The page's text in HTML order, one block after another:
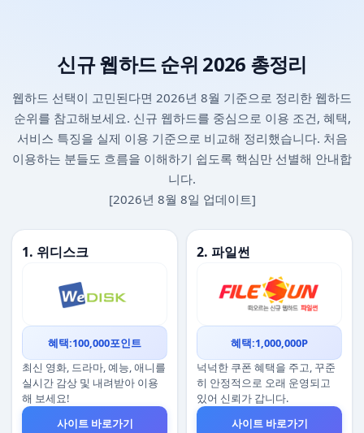
신규 웹하드 순위 2026 총정리
웹하드 선택이 고민된다면 2026년 8월 기준으로 정리한 웹하드
순위를 참고해보세요. 신규 웹하드를 중심으로 이용 조건, 혜택,
서비스 특징을 실제 이용 기준으로 비교해 정리했습니다. 처음
이용하는 분들도 흐름을 이해하기 쉽도록 핵심만 선별해 안내합
니다.
[2026년 8월 8일 업데이트]
1. 위디스크
혜택:100,000포인트
최신 영화, 드라마, 예능, 애니를
실시간 감상 및 내려받아 이용
해 보세요!
사이트 바로가기
2. 파일썬
혜택:1,000,000P
넉넉한 쿠폰 혜택을 주고, 꾸준
히 안정적으로 오래 운영되고
있어 신뢰가 갑니다.
사이트 바로가기